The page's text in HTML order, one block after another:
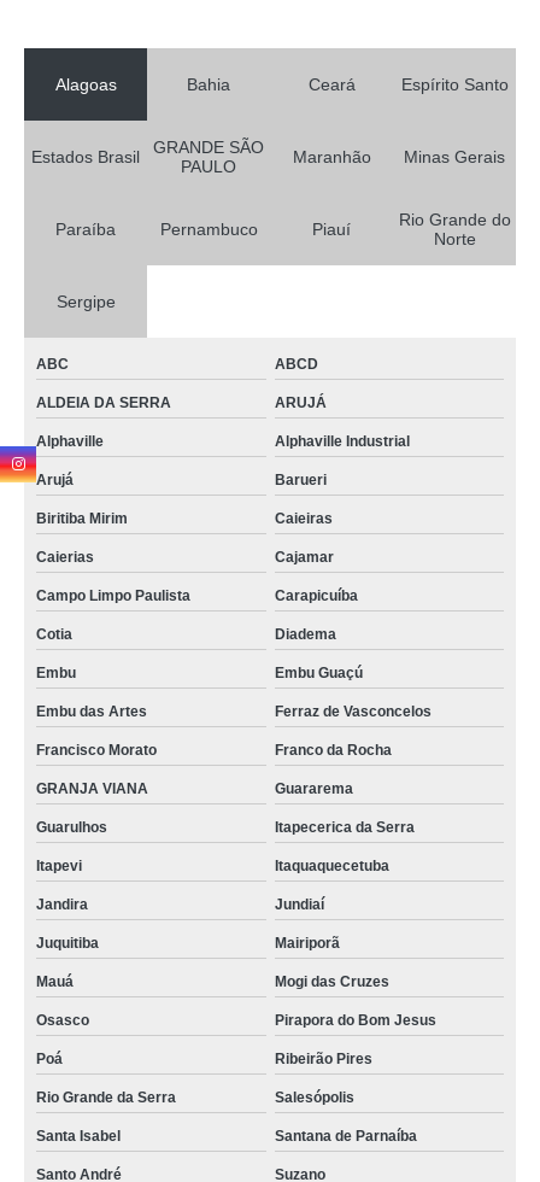
Alagoas Bahia Ceará Espírito Santo
Estados Brasil
GRANDE SÃO
PAULO
Maranhão Minas Gerais
Paraíba Pernambuco Piauí
Rio Grande do
Norte
Sergipe
ABC ABCD
ALDEIA DA SERRA ARUJÁ
Alphaville Alphaville Industrial
Arujá Barueri
Biritiba Mirim Caieiras
Caierias Cajamar
Campo Limpo Paulista Carapicuíba
Cotia Diadema
Embu Embu Guaçú
Embu das Artes Ferraz de Vasconcelos
Francisco Morato Franco da Rocha
GRANJA VIANA Guararema
Guarulhos Itapecerica da Serra
Itapevi Itaquaquecetuba
Jandira Jundiaí
Juquitiba Mairiporã
Mauá Mogi das Cruzes
Osasco Pirapora do Bom Jesus
Poá Ribeirão Pires
Rio Grande da Serra Salesópolis
Santa Isabel Santana de Parnaíba
Santo André Suzano